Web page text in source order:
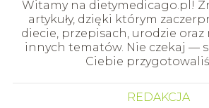
Witamy na dietymedicago.pl!
artykuły, dzięki którym
diecie, przepisach, urodzie
innych tematów. Nie czekaj —
Ciebie
REDAKCJA